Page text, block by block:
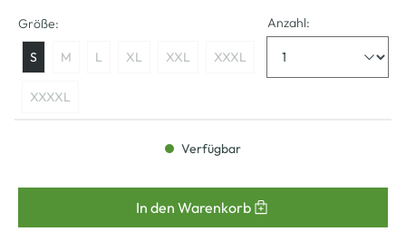
Größe:
S M L XL XXL XXXL
XXXXL
Anzahl:
Verfügbar
In den Warenkorb